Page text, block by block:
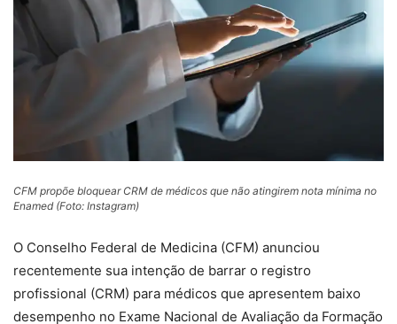
CFM propõe bloquear CRM de médicos que não atingirem nota mínima no
Enamed (Foto: Instagram)
O Conselho Federal de Medicina (CFM) anunciou
recentemente sua intenção de barrar o registro
profissional (CRM) para médicos que apresentem baixo
desempenho no Exame Nacional de Avaliação da Formação